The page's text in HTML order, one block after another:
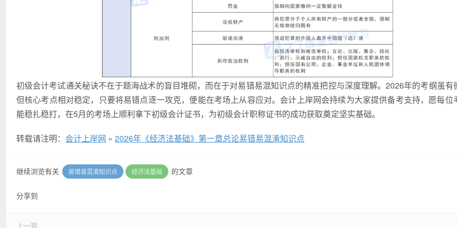
初级会计考试通关秘诀不在于题海战术的盲目堆砌，而在于对易错易混知识点的精准把控与深度理解。2026年的考纲虽有
但核心考点相对稳定，只要将易错点逐一攻克，便能在考场上从容应对。会计上岸网会持续为大家提供备考支持，愿每位
能稳扎稳打，在5月的考场上顺利拿下初级会计证书，为初级会计职称证书的成功获取奠定坚实基础。
转载请注明： 会计上岸网 » 2026年《经济法基础》第一章总论易错易混淆知识点
继续浏览有关 易错易混淆知识点 经济法基础 的文章
分享到
上一篇